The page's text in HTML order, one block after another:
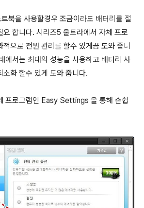
북을 사용할경우 조금이라도 배터리를 절
요 합니다. 시리즈5 울트라에서 자체 프로
으로 전원 관리를 할수 있게끔 도와 줍니
에서는 최대의 성능을 사용하고 배터리 사
소화 할수 있게 도와 줍니다.
프로그램인 Easy Settings 을 통해 손쉽